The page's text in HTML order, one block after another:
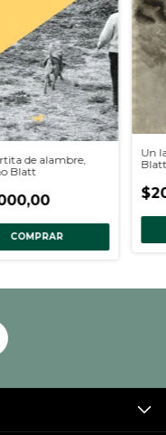
de alambre,
Blatt
COMPRAR
Un